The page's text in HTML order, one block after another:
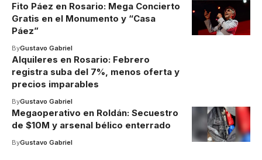
Fito Páez en Rosario: Mega Concierto
Gratis en el Monumento y “Casa
Páez”
ByGustavo Gabriel
Alquileres en Rosario: Febrero
registra suba del 7%, menos oferta y
precios imparables
ByGustavo Gabriel
Megaoperativo en Roldán: Secuestro
de $10M y arsenal bélico enterrado
ByGustavo Gabriel